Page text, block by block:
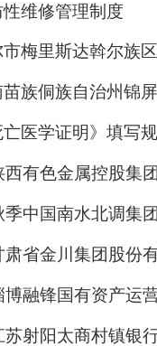
析、源头减量分析
处置分析、产废与
绍产废监管利用物联
维码电子联单、视频
现对固体废物产废
监管。产废管理：
据管理、产废台账
频监控等功能；利用
，形成待拉运量。
维修管理制度